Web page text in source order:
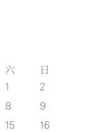
六 日
1
2
8
9
15
16